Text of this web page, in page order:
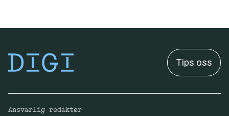
Tips oss
Ansvarlig redaktør